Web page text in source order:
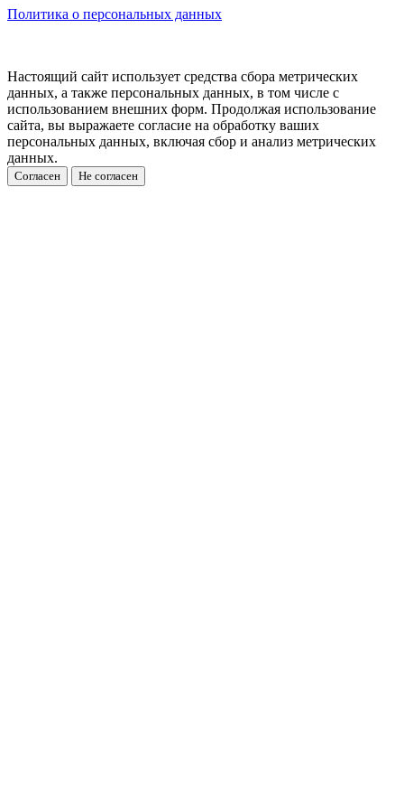
Политика о персональных данных
Настоящий сайт использует средства сбора метрических
данных, а также персональных данных, в том числе с
использованием внешних форм. Продолжая использование
сайта, вы выражаете согласие на обработку ваших
персональных данных, включая сбор и анализ метрических
данных.
Согласен Не согласен